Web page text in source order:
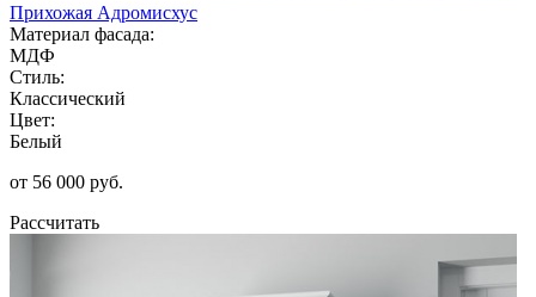
Прихожая Адромисхус
Материал фасада:
МДФ
Стиль:
Классический
Цвет:
Белый
от 56 000 руб.
Рассчитать